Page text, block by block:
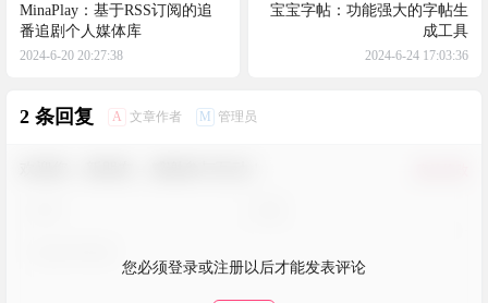
MinaPlay：基于RSS订阅的追
番追剧个人媒体库
2024-6-20 20:27:38
宝宝字帖：功能强大的字帖生
成工具
2024-6-24 17:03:36
2 条回复 A 文章作者 M 管理员
您必须登录或注册以后才能发表评论